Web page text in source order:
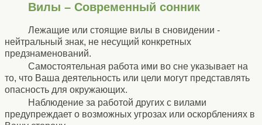
Вилы – Современный сонник
Лежащие или стоящие вилы в сновидении -
нейтральный знак, не несущий конкретных
предзнаменований.
Самостоятельная работа ими во сне указывает на
то, что Ваша деятельность или цели могут представлять
опасность для окружающих.
Наблюдение за работой других с вилами
предупреждает о возможных угрозах или оскорблениях в